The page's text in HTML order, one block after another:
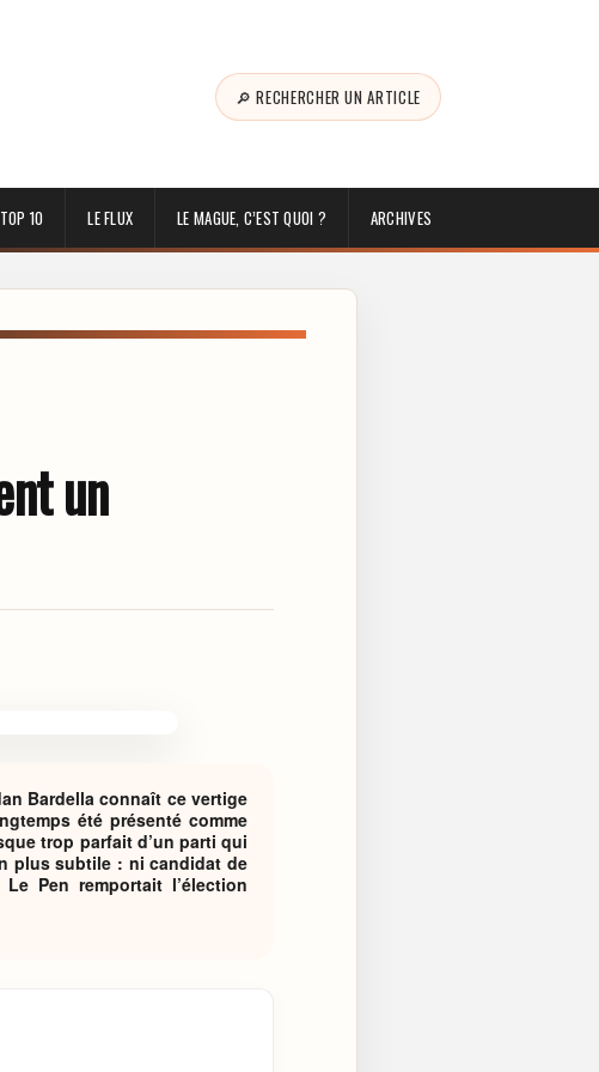
🔎 RECHERCHER UN ARTICLE
TOP 10 LE FLUX LE MAGUE, C’EST QUOI ? ARCHIVES
un
Bardella connaît ce vertige
été présenté comme
trop parfait d’un parti qui
plus subtile : ni candidat de
Pen remportait l’élection